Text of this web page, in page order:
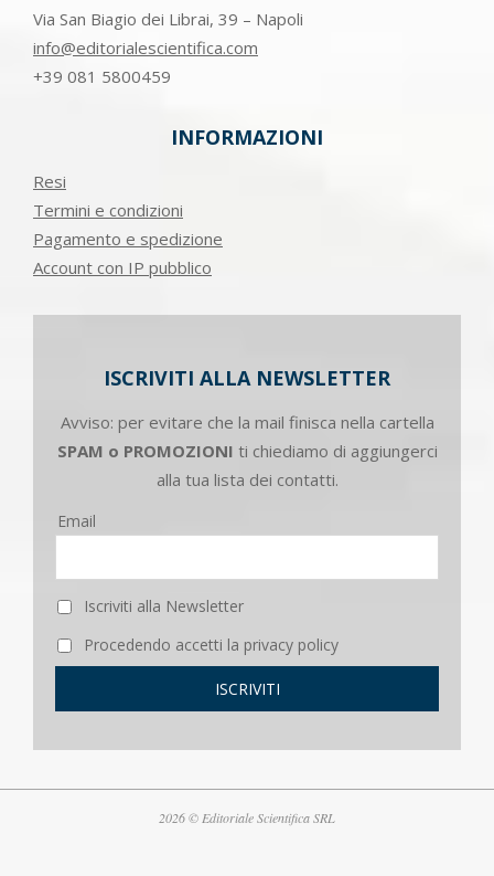
Via San Biagio dei Librai, 39 – Napoli
info@editorialescientifica.com
+39 081 5800459
INFORMAZIONI
Resi
Termini e condizioni
Pagamento e spedizione
Account con IP pubblico
ISCRIVITI ALLA NEWSLETTER
Avviso: per evitare che la mail finisca nella cartella
SPAM o PROMOZIONI ti chiediamo di aggiungerci
alla tua lista dei contatti.
Email
Iscriviti alla Newsletter
Procedendo accetti la privacy policy
2026 © Editoriale Scientifica SRL